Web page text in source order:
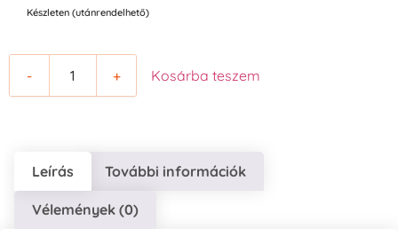
Készleten (utánrendelhető)
- + Kosárba teszem
Leírás További információk
Vélemények (0)